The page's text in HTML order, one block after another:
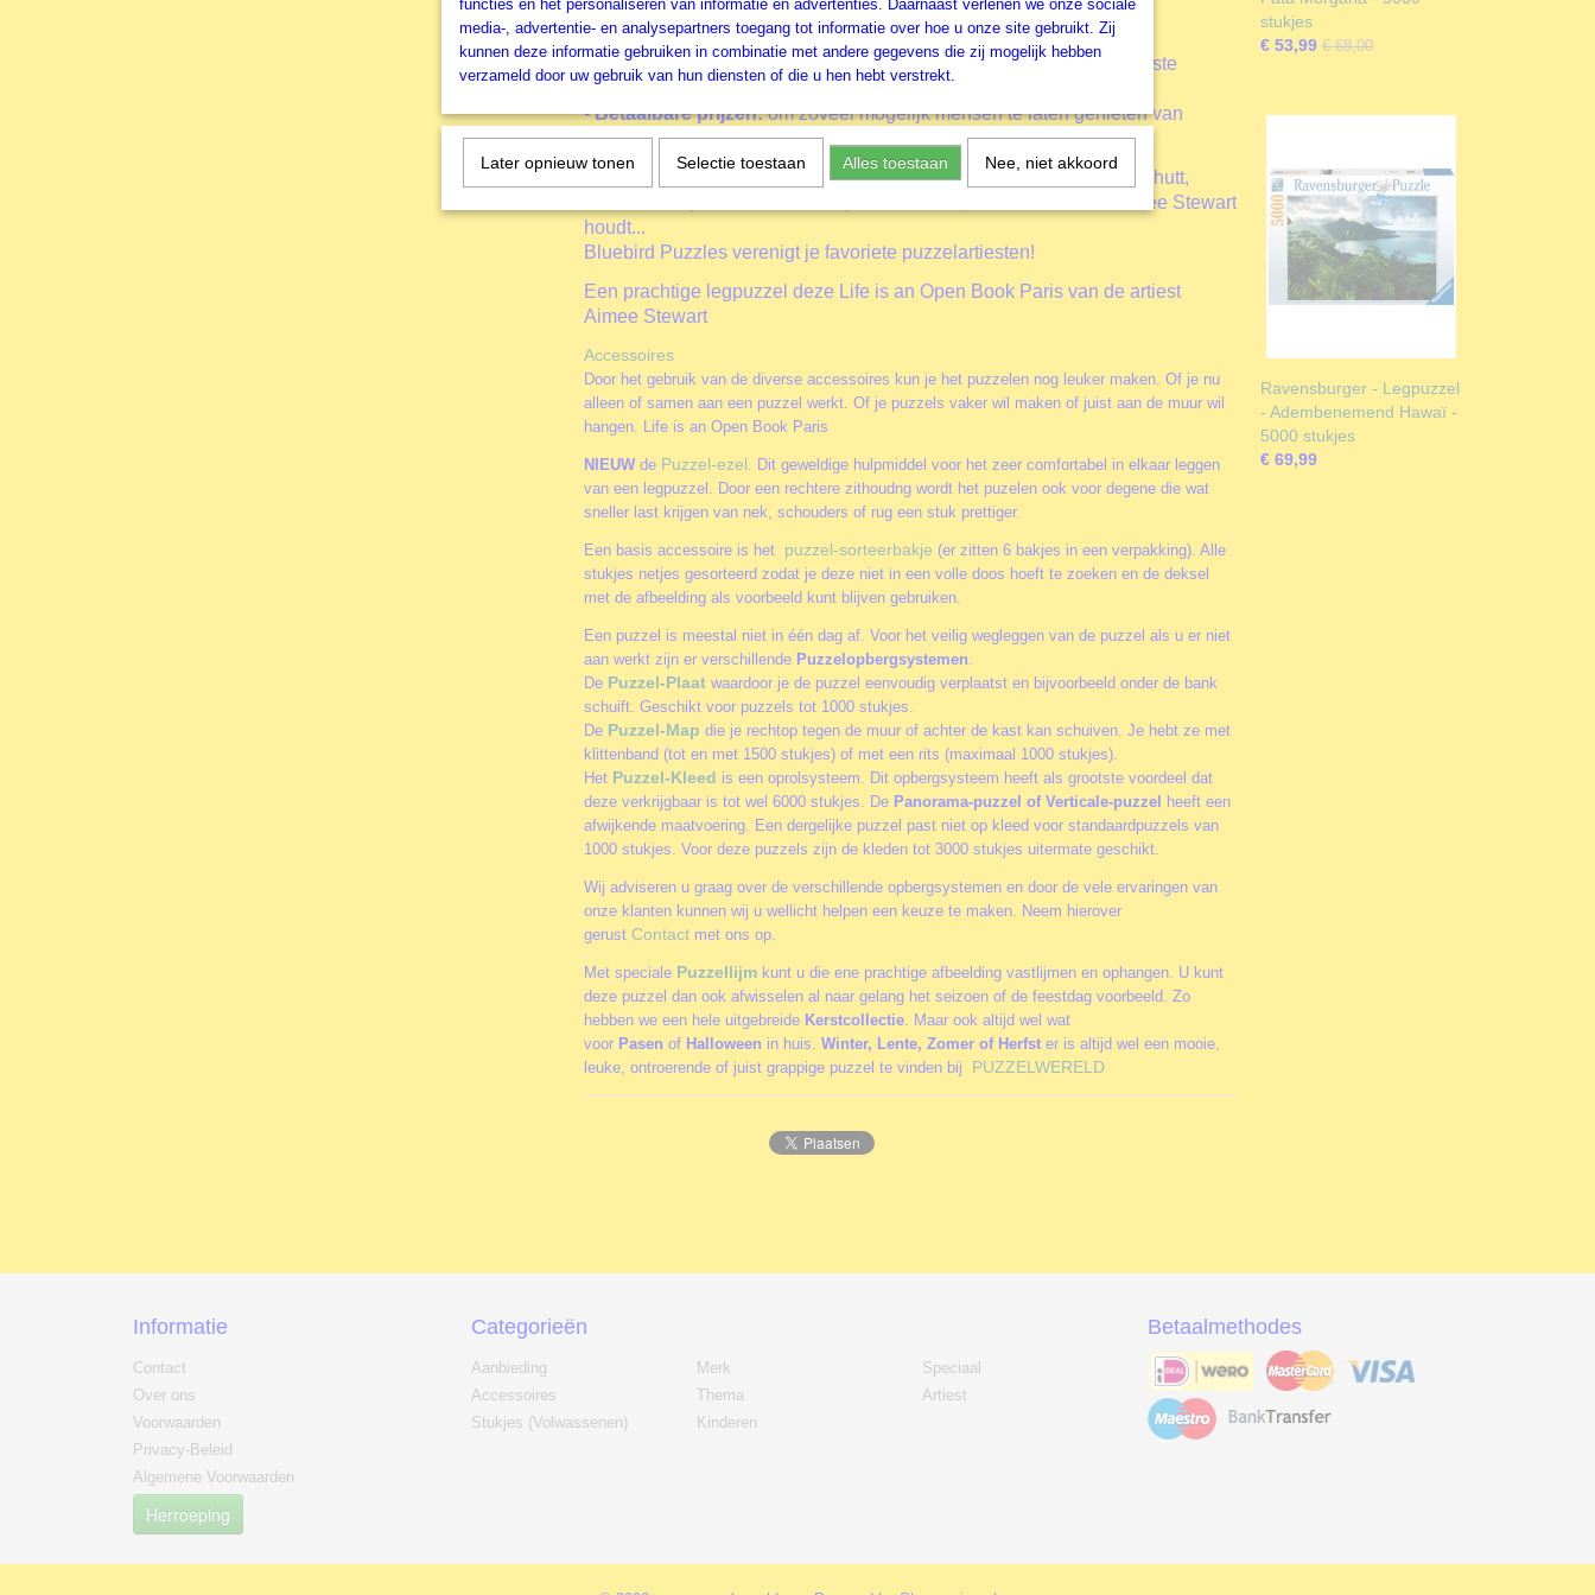
De drie drijvende doelen achter de oprichting van het merk zijn:
-Productiekwaliteit:stukdikte, druktechnologie, gesneden.
-Beeldkwaliteit:we werken samen met enkele van 's werelds grootste
licentiebureaus.
-Betaalbare prijzen:om zoveel mogelijk mensen te laten genieten van
puzzels.
Als je van Ciro Marchetti, Chuck Pinson, Nicky Boehme, David Galchutt,
Dean Russo, Dominic Davison, Anne Stokes, Nene Thomas of Aimee Stewart
houdt...
Bluebird Puzzles verenigt je favoriete puzzelartiesten!
Een prachtige legpuzzel deze Life is an Open Book Paris van de artiest
Aimee Stewart
Accessoires
Door het gebruik van de diverse accessoires kun je het puzzelen nog leuker maken. Of je nu
alleen of samen aan een puzzel werkt. Of je puzzels vaker wil maken of juist aan de muur wil
hangen. Life is an Open Book Paris
NIEUW de Puzzel-ezel. Dit geweldige hulpmiddel voor het zeer comfortabel in elkaar leggen
van een legpuzzel. Door een rechtere zithoudng wordt het puzelen ook voor degene die wat
sneller last krijgen van nek, schouders of rug een stuk prettiger.
Een basis accessoire is het puzzel-sorteerbakje (er zitten 6 bakjes in een verpakking). Alle
stukjes netjes gesorteerd zodat je deze niet in een volle doos hoeft te zoeken en de deksel
met de afbeelding als voorbeeld kunt blijven gebruiken.
Een puzzel is meestal niet in één dag af. Voor het veilig wegleggen van de puzzel als u er niet
aan werkt zijn er verschillende Puzzelopbergsystemen.
De Puzzel-Plaat waardoor je de puzzel eenvoudig verplaatst en bijvoorbeeld onder de bank
schuift. Geschikt voor puzzels tot 1000 stukjes.
De Puzzel-Map die je rechtop tegen de muur of achter de kast kan schuiven. Je hebt ze met
klittenband (tot en met 1500 stukjes) of met een rits (maximaal 1000 stukjes).
Het Puzzel-Kleed is een oprolsysteem. Dit opbergsysteem heeft als grootste voordeel dat
deze verkrijgbaar is tot wel 6000 stukjes. De Panorama-puzzel of Verticale-puzzel
heeft een
afwijkende maatvoering. Een dergelijke puzzel past niet op kleed voor standaardpuzzels van
1000 stukjes. Voor deze puzzels zijn de kleden tot 3000 stukjes uitermate geschikt.
Wij adviseren u graag over de verschillende opbergsystemen en door de vele ervaringen van
onze klanten kunnen wij u wellicht helpen een keuze te maken. Neem hierover
gerust Contact met ons op.
Met speciale Puzzellijm kunt u die ene prachtige afbeelding vastlijmen en ophangen. U kunt
deze puzzel dan ook afwisselen al naar gelang het seizoen of de feestdag voorbeeld. Zo
hebben we een hele uitgebreide Kerstcollectie. Maar ook altijd wel wat
voor Pasen of Halloween in huis. Winter, Lente, Zomer of Herfst er is altijd wel een mooie,
leuke, ontroerende of juist grappige puzzel te vinden bij PUZZELWERELD
stukjes
€ 53,99 € 68,00
Ravensburger - Legpuzzel
- Adembenemend Hawaï -
5000 stukjes
€ 69,99
Informatie
Contact
Over ons
Voorwaarden
Privacy-Beleid
Algemene Voorwaarden
Herroeping
Categorieën
Aanbieding
Accessoires
Stukjes (Volwassenen)
Merk
Thema
Kinderen
Speciaal
Artiest
Betaalmethodes
functies en het personaliseren van informatie en advertenties. Daarnaast verlenen we onze sociale
media-, advertentie- en analysepartners toegang tot informatie over hoe u onze site gebruikt. Zij
kunnen deze informatie gebruiken in combinatie met andere gegevens die zij mogelijk hebben
verzameld door uw gebruik van hun diensten of die u hen hebt verstrekt.
Later opnieuw tonen Selectie toestaan Alles toestaan Nee, niet akkoord